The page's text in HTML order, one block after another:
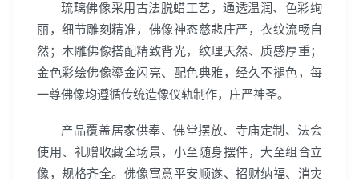
琉璃佛像采用古法脱蜡工艺，通透温润、色彩绚
丽，细节雕刻精准，佛像神态慈悲庄严，衣纹流畅自
然；木雕佛像搭配精致背光，纹理天然、质感厚重；
金色彩绘佛像鎏金闪亮、配色典雅，经久不褪色，每
一尊佛像均遵循传统造像仪轨制作，庄严神圣。
产品覆盖居家供奉、佛堂摆放、寺庙定制、法会
使用、礼赠收藏全场景，小至随身摆件，大至组合立
像，规格齐全。佛像寓意平安顺遂、招财纳福、消灾